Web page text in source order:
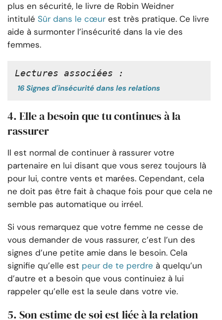
plus en sécurité, le livre de Robin Weidner
intitulé Sûr dans le cœur est très pratique. Ce livre
aide à surmonter l’insécurité dans la vie des
femmes.
Lectures associées :
16 Signes d'insécurité dans les relations
4. Elle a besoin que tu continues à la
rassurer
Il est normal de continuer à rassurer votre
partenaire en lui disant que vous serez toujours là
pour lui, contre vents et marées. Cependant, cela
ne doit pas être fait à chaque fois pour que cela ne
semble pas automatique ou irréel.
Si vous remarquez que votre femme ne cesse de
vous demander de vous rassurer, c’est l’un des
signes d’une petite amie dans le besoin. Cela
signifie qu’elle est peur de te perdre à quelqu’un
d’autre et a besoin que vous continuiez à lui
rappeler qu’elle est la seule dans votre vie.
5. Son estime de soi est liée à la relation